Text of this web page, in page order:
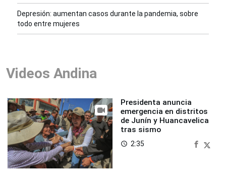
Depresión: aumentan casos durante la pandemia, sobre
todo entre mujeres
Videos Andina
Presidenta anuncia
emergencia en distritos
de Junín y Huancavelica
tras sismo
access_time 2:35